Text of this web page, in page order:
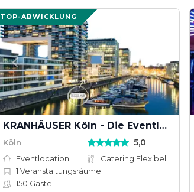
TOP-ABWICKLUNG
KRANHÄUSER Köln - Die Eventlocation im KRANHAUS NORD am Rhein
Köln 5,0
Eventlocation
Catering Flexibel
1 Veranstaltungsräume
150 Gäste